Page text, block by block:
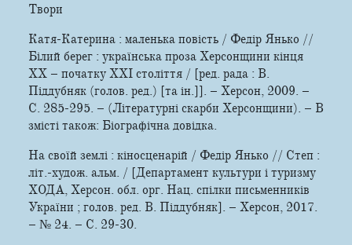
Твори
Катя-Катерина : маленька повість / Федір Янько //
Білий берег : українська проза Херсонщини кінця
ХХ – початку ХХІ століття / [ред. рада : В.
Піддубняк (голов. ред.) [та ін.]]. – Херсон, 2009. –
С. 285-295. – (Літературні скарби Херсонщини). – В
змісті також: Біографічна довідка.
На своїй землі : кіносценарій / Федір Янько // Степ :
літ.-худож. альм. / [Департамент культури і туризму
ХОДА, Херсон. обл. орг. Нац. спілки письменників
України ; голов. ред. В. Піддубняк]. – Херсон, 2017.
– № 24. – С. 29-30.